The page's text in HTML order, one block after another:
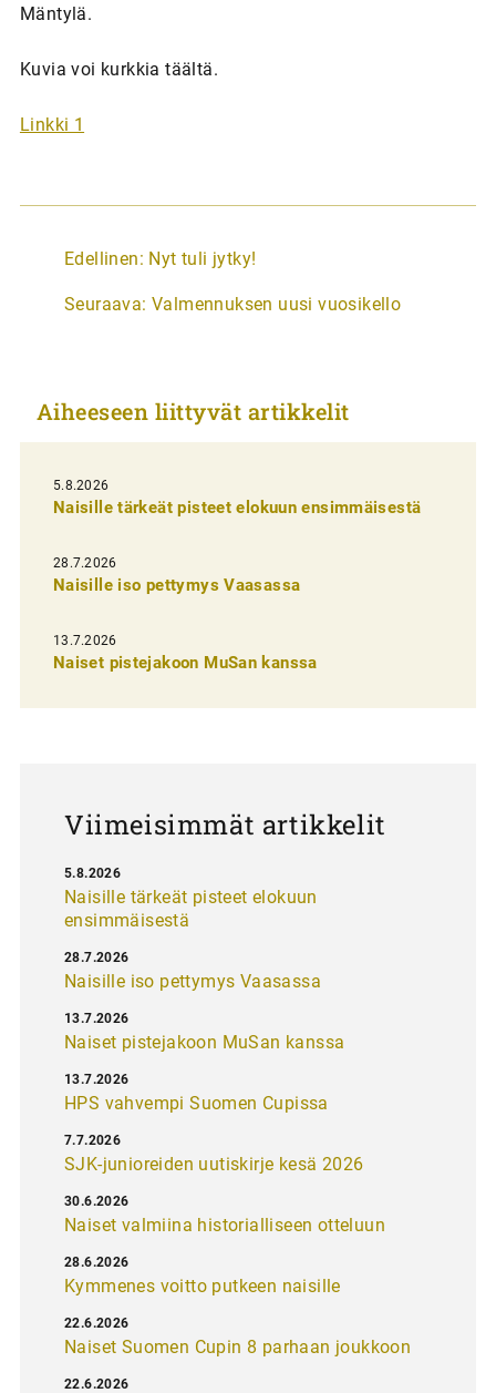
Mäntylä.
Kuvia voi kurkkia täältä.
Linkki 1
A
t
k
e
l
i
e
n
e
Edellinen: Nyt tuli jytky!
Seuraava: Valmennuksen uusi vuosikello
Aiheeseen liittyvät artikkelit
5.8.2026
Naisille tärkeät pisteet elokuun ensimmäisestä
28.7.2026
Naisille iso pettymys Vaasassa
13.7.2026
Naiset pistejakoon MuSan kanssa
Viimeisimmät artikkelit
Naisille tärkeät pisteet elokuun
ensimmäisestä
5.8.2026
Naisille iso pettymys Vaasassa
28.7.2026
Naiset pistejakoon MuSan kanssa
13.7.2026
HPS vahvempi Suomen Cupissa
13.7.2026
SJK-junioreiden uutiskirje kesä 2026
7.7.2026
Naiset valmiina historialliseen otteluun
30.6.2026
Kymmenes voitto putkeen naisille
28.6.2026
Naiset Suomen Cupin 8 parhaan joukkoon
22.6.2026
22.6.2026